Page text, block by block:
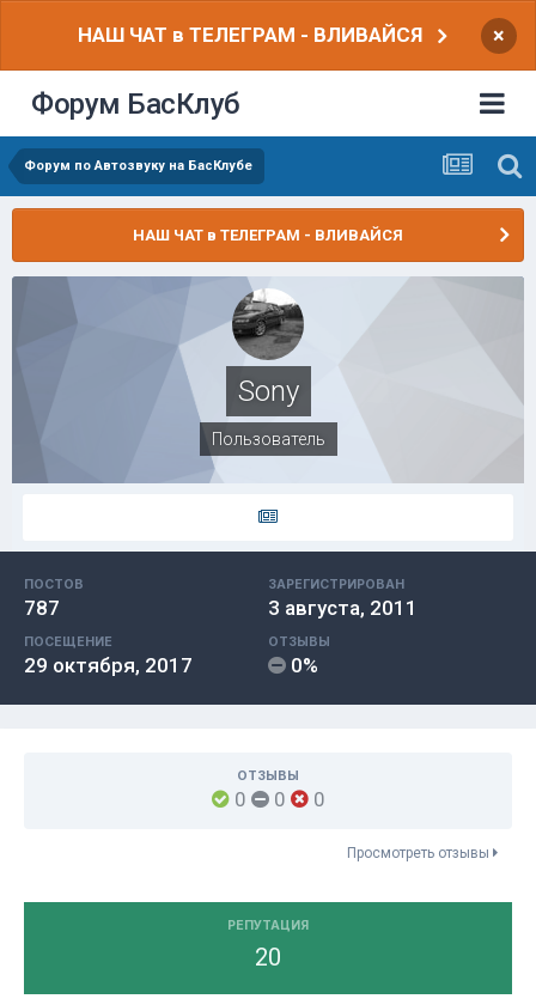
НАШ ЧАТ в ТЕЛЕГРАМ - ВЛИВАЙСЯ ×
Форум БасКлуб
Форум по Автозвуку на БасКлубе
НАШ ЧАТ в ТЕЛЕГРАМ - ВЛИВАЙСЯ
Sony
Пользователь
ПОСТОВ
787
ЗАРЕГИСТРИРОВАН
3 августа, 2011
ПОСЕЩЕНИЕ
29 октября, 2017
ОТЗЫВЫ
0%
ОТЗЫВЫ
0 0 0
Просмотреть отзывы
РЕПУТАЦИЯ
20